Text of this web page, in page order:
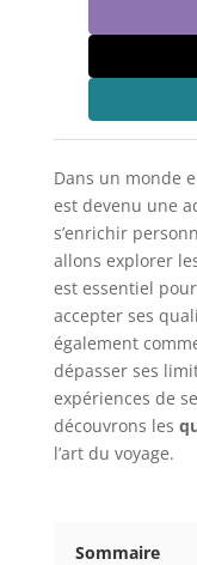
Dans un monde
est devenu une
s’enrichir
allons explorer
est essentiel
accepter ses
également
dépasser ses
expériences de
découvrons les
l’art du voyage.
Sommaire